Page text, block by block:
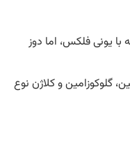
فلکس، اما دوز
و کلاژن نوع